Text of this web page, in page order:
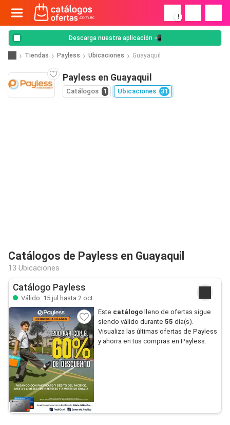
!
Descarga nuestra aplicación 📲
Tiendas Payless Ubicaciones Guayaquil
Payless en Guayaquil
Catálogos 1 Ubicaciones 31
Catálogos de Payless en Guayaquil
13 Ubicaciones
Catálogo Payless
Válido: 15 jul hasta 2 oct
Este catálogo lleno de ofertas sigue
siendo válido durante 55 día(s).
Visualiza las últimas ofertas de Payless
y ahorra en tus compras en Payless.